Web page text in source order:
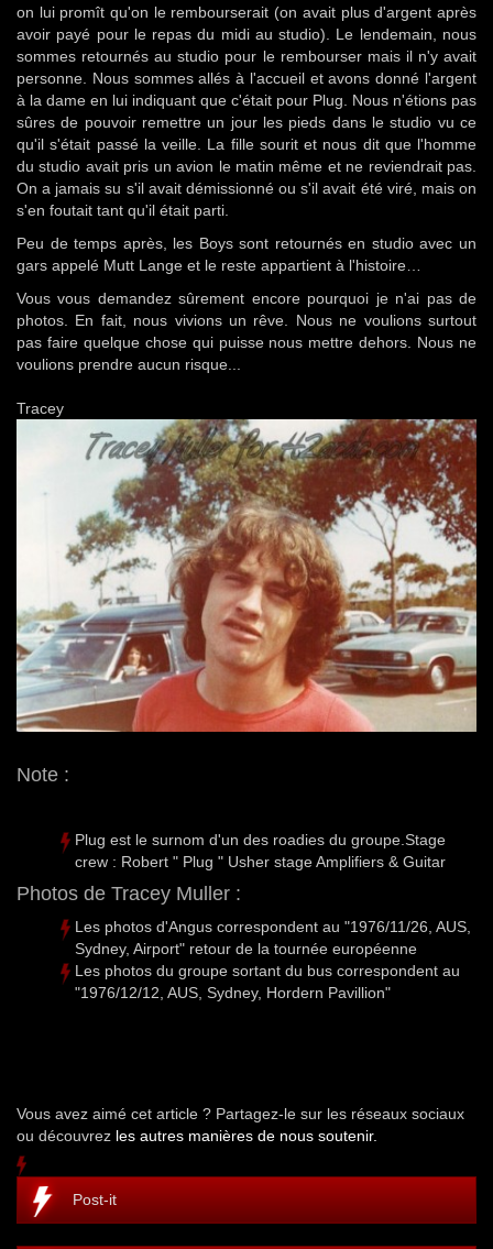
on lui promît qu'on le rembourserait (on avait plus d'argent après
avoir payé pour le repas du midi au studio). Le lendemain, nous
sommes retournés au studio pour le rembourser mais il n'y avait
personne. Nous sommes allés à l'accueil et avons donné l'argent
à la dame en lui indiquant que c'était pour Plug. Nous n'étions pas
sûres de pouvoir remettre un jour les pieds dans le studio vu ce
qu'il s'était passé la veille. La fille sourit et nous dit que l'homme
du studio avait pris un avion le matin même et ne reviendrait pas.
On a jamais su s'il avait démissionné ou s'il avait été viré, mais on
s'en foutait tant qu'il était parti.
Peu de temps après, les Boys sont retournés en studio avec un
gars appelé Mutt Lange et le reste appartient à l'histoire…
Vous vous demandez sûrement encore pourquoi je n'ai pas de
photos. En fait, nous vivions un rêve. Nous ne voulions surtout
pas faire quelque chose qui puisse nous mettre dehors. Nous ne
voulions prendre aucun risque...
Tracey
Note :
Plug est le surnom d'un des roadies du groupe.Stage
crew : Robert " Plug " Usher stage Amplifiers & Guitar
Photos de Tracey Muller :
Les photos d'Angus correspondent au "1976/11/26, AUS,
Sydney, Airport" retour de la tournée européenne
Les photos du groupe sortant du bus correspondent au
"1976/12/12, AUS, Sydney, Hordern Pavillion"
Vous avez aimé cet article ? Partagez-le sur les réseaux sociaux
ou découvrez les autres manières de nous soutenir.
Post-it